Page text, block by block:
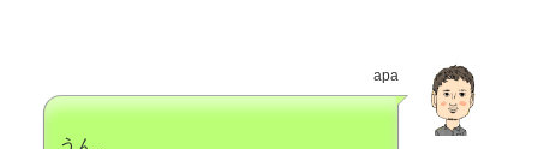
apa
うん。